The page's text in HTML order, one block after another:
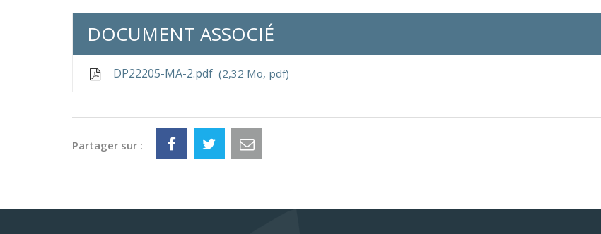
DOCUMENT ASSOCIÉ
DP22205-MA-2.pdf 2,32 Mo, pdf
Partager sur :